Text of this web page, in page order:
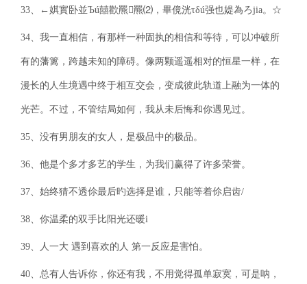
33、←娸實卧並Ъú囍歡羆羆⑵，畢傹洸τδú强也媞為ろjia。☆
34、我一直相信，有那样一种固执的相信和等待，可以冲破所
有的藩篱，跨越未知的障碍。像两颗遥遥相对的恒星一样，在
漫长的人生境遇中终于相互交会，变成彼此轨道上融为一体的
光芒。不过，不管结局如何，我从未后悔和你遇见过。
35、没有男朋友的女人，是极品中的极品。
36、他是个多才多艺的学生，为我们赢得了许多荣誉。
37、始终猜不透伱最后旳选择是谁，只能等着伱启齿/
38、你温柔的双手比阳光还暖i
39、人一大 遇到喜欢的人 第一反应是害怕。
40、总有人告诉你，你还有我，不用觉得孤单寂寞，可是呐，